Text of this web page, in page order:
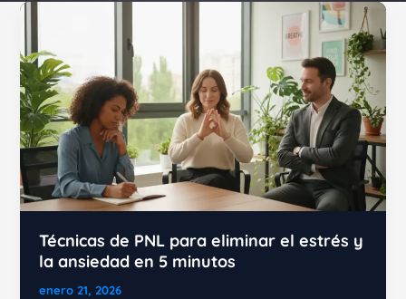
Técnicas de PNL para eliminar el estrés y
la ansiedad en 5 minutos
enero 21, 2026